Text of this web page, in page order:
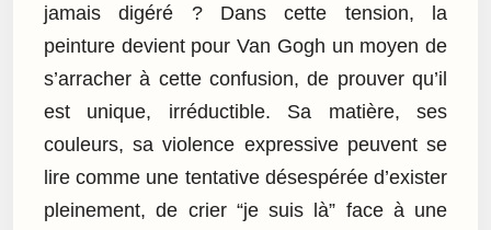
jamais digéré ? Dans cette tension, la
peinture devient pour Van Gogh un moyen de
s’arracher à cette confusion, de prouver qu’il
est unique, irréductible. Sa matière, ses
couleurs, sa violence expressive peuvent se
lire comme une tentative désespérée d’exister
pleinement, de crier “je suis là” face à une